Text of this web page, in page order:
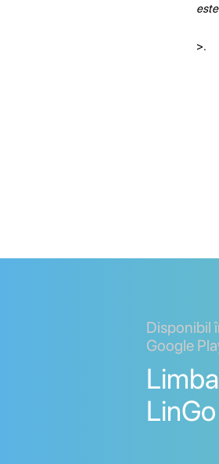
>.
Disponibil
Google